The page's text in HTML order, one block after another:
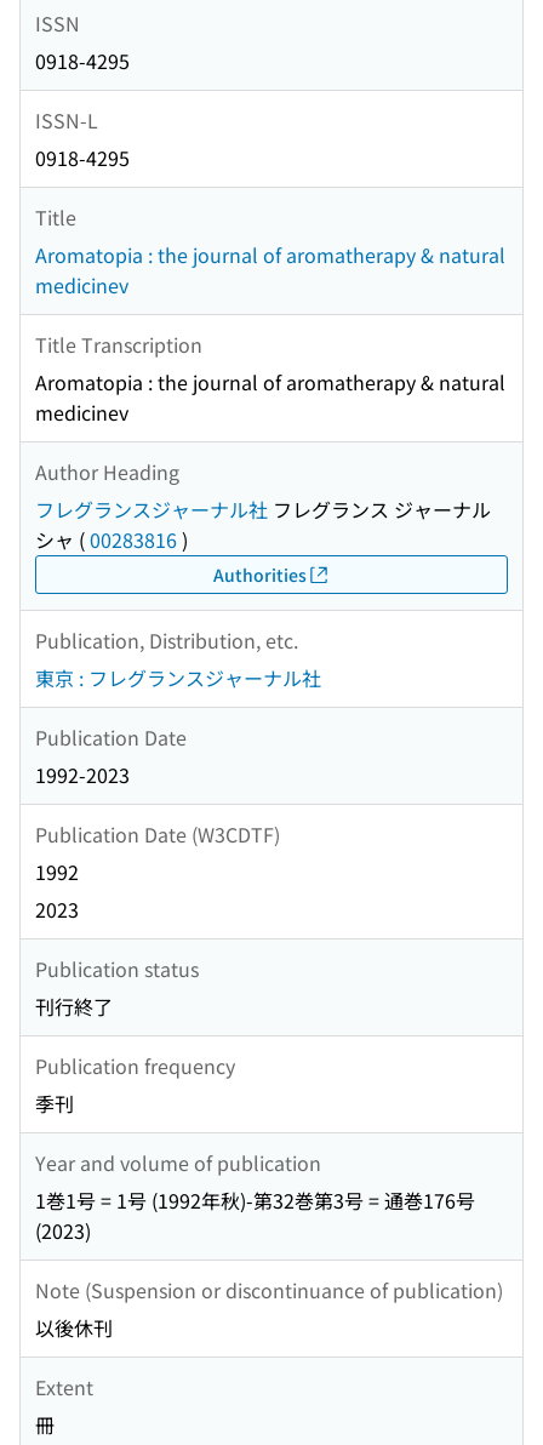
ISSN
0918-4295
ISSN-L
0918-4295
Title
Aromatopia : the journal of aromatherapy & natural
medicinev
Title Transcription
Aromatopia : the journal of aromatherapy & natural
medicinev
Author Heading
フレグランスジャーナル社 フレグランス ジャーナル
シャ (00283816)
Authorities
Publication, Distribution, etc.
東京 : フレグランスジャーナル社
Publication Date
1992-2023
Publication Date (W3CDTF)
1992
2023
Publication status
刊行終了
Publication frequency
季刊
Year and volume of publication
1巻1号 = 1号 (1992年秋)-第32巻第3号 = 通巻176号
(2023)
Note (Suspension or discontinuance of publication)
以後休刊
Extent
冊